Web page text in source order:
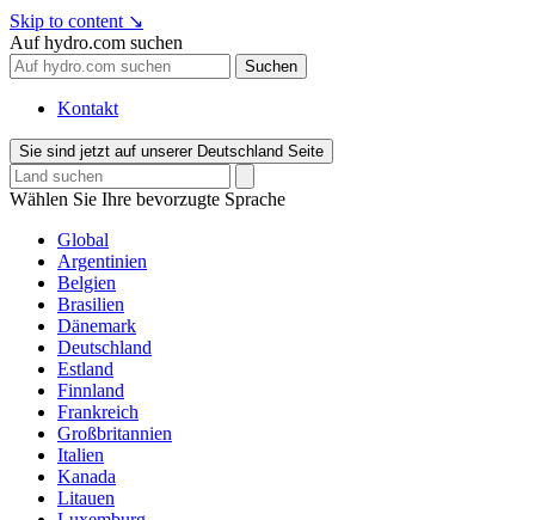
Skip to content ↘
Auf hydro.com suchen
Suchen
Kontakt
Sie sind jetzt auf unserer Deutschland Seite
Wählen Sie Ihre bevorzugte Sprache
Global
Argentinien
Belgien
Brasilien
Dänemark
Deutschland
Estland
Finnland
Frankreich
Großbritannien
Italien
Kanada
Litauen